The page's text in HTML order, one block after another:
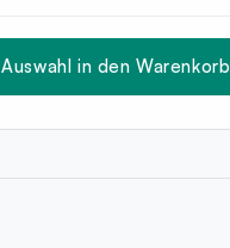
Auswahl in den Warenkorb